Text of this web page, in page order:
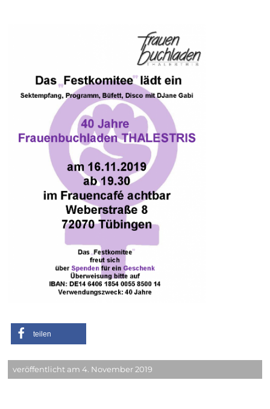
teilen
veröffentlicht am 4. November 2019